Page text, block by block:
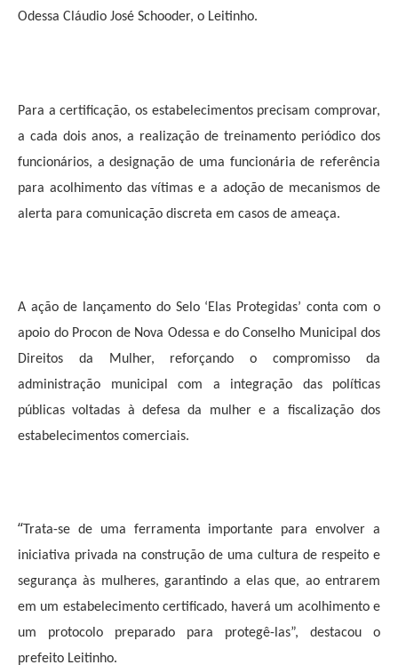
Odessa Cláudio José Schooder, o Leitinho.
Para a certificação, os estabelecimentos precisam comprovar,
a cada dois anos, a realização de treinamento periódico dos
funcionários, a designação de uma funcionária de referência
para acolhimento das vítimas e a adoção de mecanismos de
alerta para comunicação discreta em casos de ameaça.
A ação de lançamento do Selo ‘Elas Protegidas’ conta com o
apoio do Procon de Nova Odessa e do Conselho Municipal dos
Direitos da Mulher, reforçando o compromisso da
administração municipal com a integração das políticas
públicas voltadas à defesa da mulher e a fiscalização dos
estabelecimentos comerciais.
“ Trata-se de uma ferramenta importante para envolver a
iniciativa privada na construção de uma cultura de respeito e
segurança às mulheres, garantindo a elas que, ao entrarem
em um estabelecimento certificado, haverá um acolhimento e
um protocolo preparado para protegê-las”, destacou o
prefeito Leitinho.